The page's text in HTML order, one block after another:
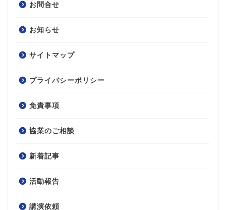
お問合せ
お知らせ
サイトマップ
プライバシーポリシー
免責事項
協業のご相談
新着記事
活動報告
講演依頼